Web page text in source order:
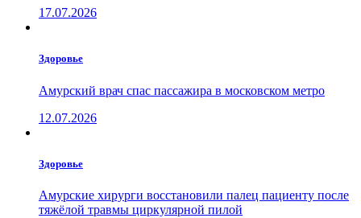
17.07.2026
Здоровье
Амурский врач спас пассажира в московском метро
12.07.2026
Здоровье
Амурские хирурги восстановили палец пациенту после
тяжёлой травмы циркулярной пилой